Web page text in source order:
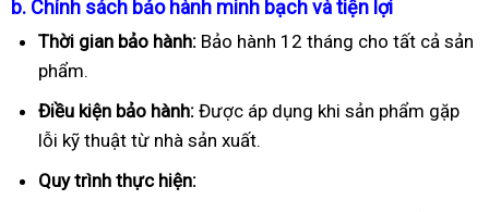
b. Chính sách bảo hành minh bạch và tiện lợi
Thời gian bảo hành: Bảo hành 12 tháng cho tất cả sản
phẩm.
Điều kiện bảo hành: Được áp dụng khi sản phẩm gặp
lỗi kỹ thuật từ nhà sản xuất.
Quy trình thực hiện: